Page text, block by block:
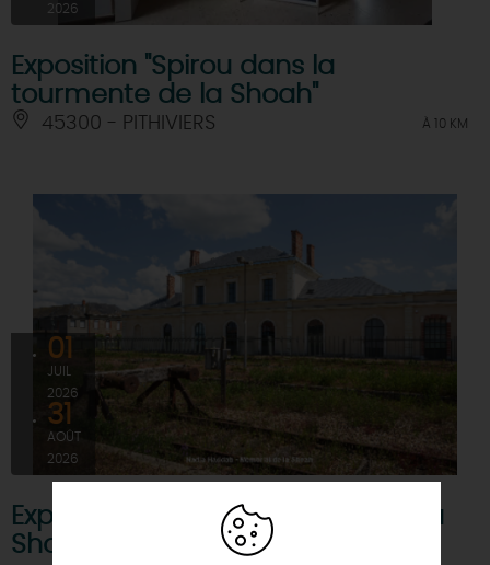
2026
Exposition "Spirou dans la
tourmente de la Shoah"
45300 - PITHIVIERS À 10 KM
01
JUIL
2026
31
AOÛT
2026
Exposition temporaire "La fin de la
Shoah et de l'univers